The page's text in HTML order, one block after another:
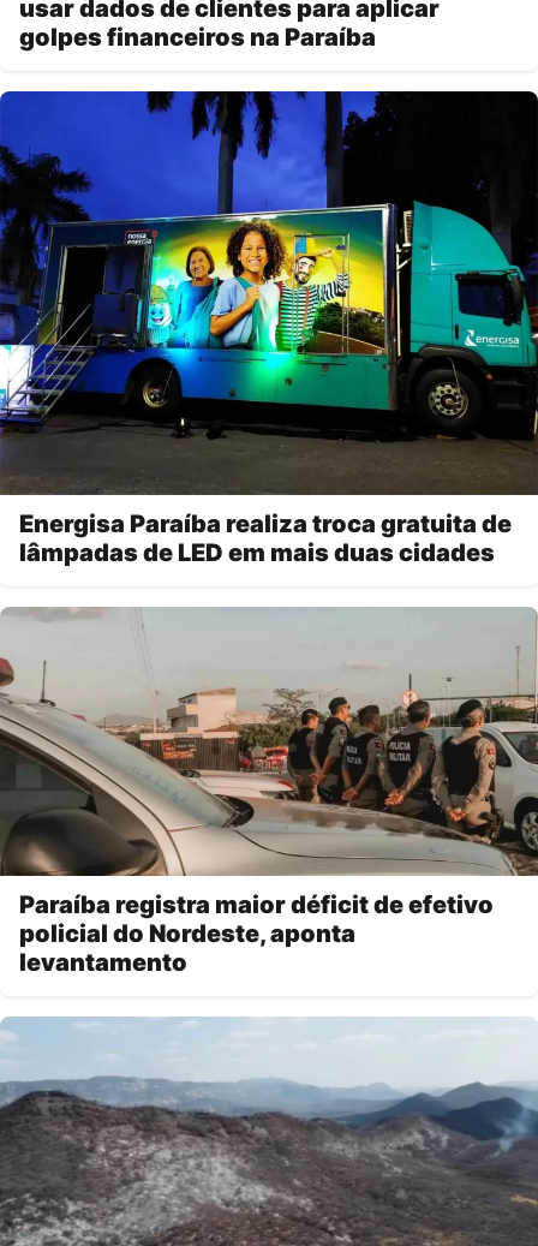
usar dados de clientes para aplicar
golpes financeiros na Paraíba
Energisa Paraíba realiza troca gratuita de
lâmpadas de LED em mais duas cidades
Paraíba registra maior déficit de efetivo
policial do Nordeste, aponta
levantamento